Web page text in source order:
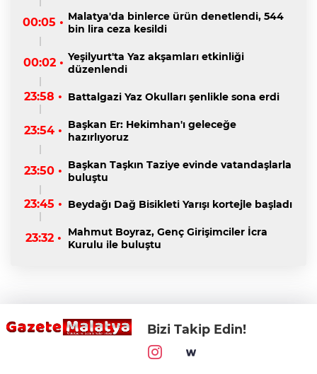
00:05 • Malatya'da binlerce ürün denetlendi, 544
bin lira ceza kesildi
00:02 • Yeşilyurt'ta Yaz akşamları etkinliği
düzenlendi
23:58 • Battalgazi Yaz Okulları şenlikle sona erdi
23:54 • Başkan Er: Hekimhan'ı geleceğe
hazırlıyoruz
23:50 • Başkan Taşkın Taziye evinde vatandaşlarla
buluştu
23:45 • Beydağı Dağ Bisikleti Yarışı kortejle başladı
23:32 •
Mahmut Boyraz, Genç Girişimciler İcra
Kurulu ile buluştu
Bizi Takip Edin!